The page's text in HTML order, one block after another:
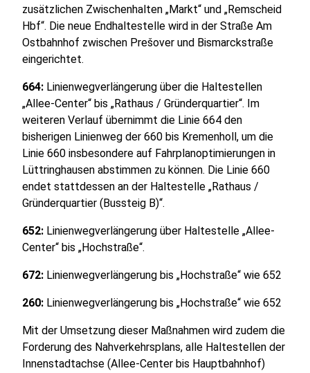
zusätzlichen Zwischenhalten „Markt“ und „Remscheid
Hbf“. Die neue Endhaltestelle wird in der Straße Am
Ostbahnhof zwischen Prešover und Bismarckstraße
eingerichtet.
664: Linienwegverlängerung über die Haltestellen
„Allee-Center“ bis „Rathaus / Gründerquar­tier“. Im
weiteren Verlauf übernimmt die Linie 664 den
bisherigen Linienweg der 660 bis Kremenholl, um die
Linie 660 insbesondere auf Fahrplanoptimierungen in
Lüttringhausen abstimmen zu können. Die Linie 660
endet stattdessen an der Haltestelle „Rathaus /
Gründerquartier (Bussteig B)“.
652: Linienwegverlängerung über Haltestelle „Allee-
Center“ bis „Hochstraße“.
672: Linienwegverlängerung bis „Hochstraße“ wie 652
260: Linienwegverlängerung bis „Hochstraße“ wie 652
Mit der Umsetzung dieser Maßnahmen wird zudem die
Forderung des Nahverkehrsplans, alle Haltestellen der
Innenstadtachse (Allee-Center bis Hauptbahnhof)